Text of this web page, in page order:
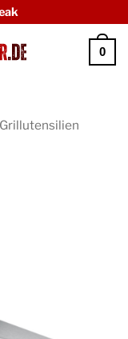
0
Grillutensilien